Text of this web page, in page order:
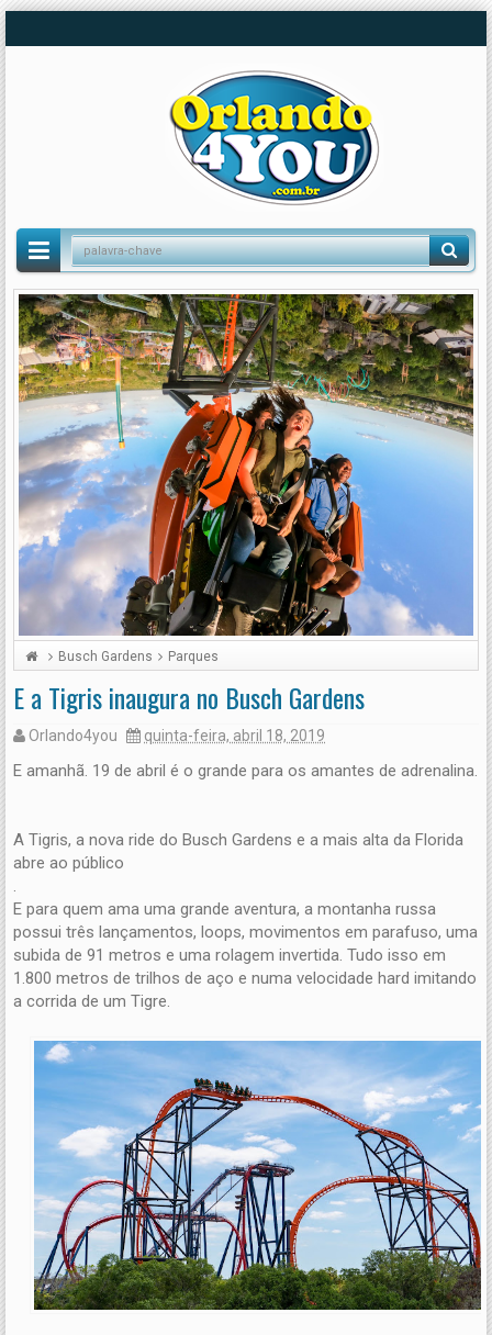
Busch Gardens Parques
E a Tigris inaugura no Busch Gardens
Orlando4you quinta-feira, abril 18, 2019
E amanhã. 19 de abril é o grande para os amantes de adrenalina.
A Tigris, a nova ride do Busch Gardens e a mais alta da Florida
abre ao público
E para quem ama uma grande aventura, a montanha russa
possui três lançamentos, loops, movimentos em parafuso, uma
subida de 91 metros e uma rolagem invertida. Tudo isso em
1.800 metros de trilhos de aço e numa velocidade hard imitando
a corrida de um Tigre.